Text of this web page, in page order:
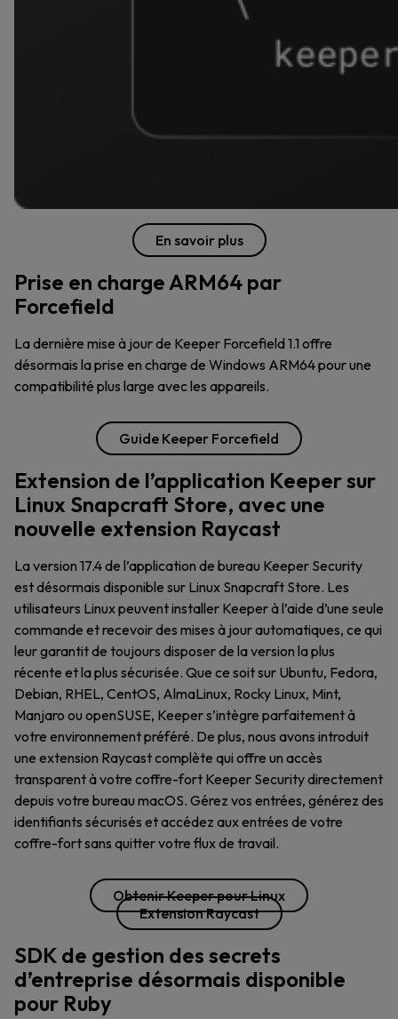
En savoir plus
Prise en charge ARM64 par
Forcefield
La dernière mise à jour de Keeper Forcefield 1.1 offre
désormais la prise en charge de Windows ARM64 pour une
compatibilité plus large avec les appareils.
Guide Keeper Forcefield
Extension de l’application Keeper sur
Linux Snapcraft Store, avec une
nouvelle extension Raycast
La version 17.4 de l’application de bureau Keeper Security
est désormais disponible sur Linux Snapcraft Store. Les
utilisateurs Linux peuvent installer Keeper à l’aide d’une seule
commande et recevoir des mises à jour automatiques, ce qui
leur garantit de toujours disposer de la version la plus
récente et la plus sécurisée. Que ce soit sur Ubuntu, Fedora,
Debian, RHEL, CentOS, AlmaLinux, Rocky Linux, Mint,
Manjaro ou openSUSE, Keeper s’intègre parfaitement à
votre environnement préféré. De plus, nous avons introduit
une extension Raycast complète qui offre un accès
transparent à votre coffre-fort Keeper Security directement
depuis votre bureau macOS. Gérez vos entrées, générez des
identifiants sécurisés et accédez aux entrées de votre
coffre-fort sans quitter votre flux de travail.
Obtenir Keeper pour Linux
Extension Raycast
SDK de gestion des secrets
d’entreprise désormais disponible
pour Ruby